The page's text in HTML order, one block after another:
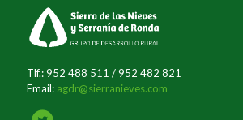
Tlf.: 952 488 511 / 952 482 821
Email: agdr@sierranieves.com